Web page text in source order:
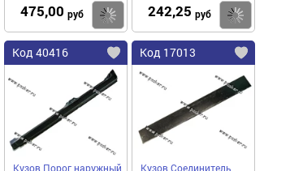
475,00 руб Купить
242,25 руб
Код 40416
Кузов Порог наружный
Код 17013
Кузов Соединитель